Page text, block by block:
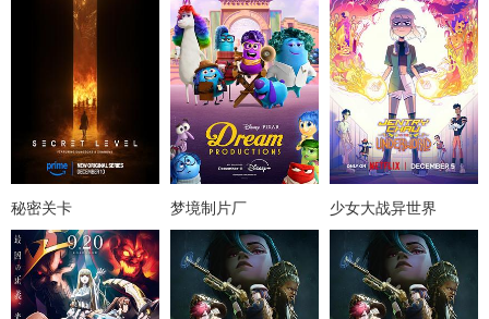
秘密关卡 梦境制片厂 少女大战异世界